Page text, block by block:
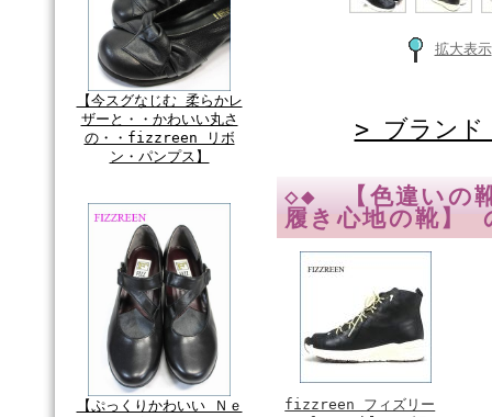
【今スグなじむ 柔らかレ
ザーと・・かわいい丸さ
の・・fizzreen リボ
ン・パンプス】
【ぷっくりかわいい Ｎｅ
拡大表示
> ブラン
◇◆ 【色違いの
履き心地の靴
fizzreen フィズリー